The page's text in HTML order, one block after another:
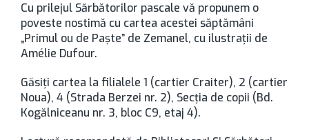
Cu prilejul Sărbătorilor pascale vă propunem o
poveste nostimă cu cartea acestei săptămâni
„Primul ou de Paşte” de Zemanel, cu ilustraţii de
Amélie Dufour.
Găsiţi cartea la filialele 1 (cartier Craiter), 2 (cartier
Noua), 4 (Strada Berzei nr. 2), Secţia de copii (Bd.
Kogălniceanu nr. 3, bloc C9, etaj 4).